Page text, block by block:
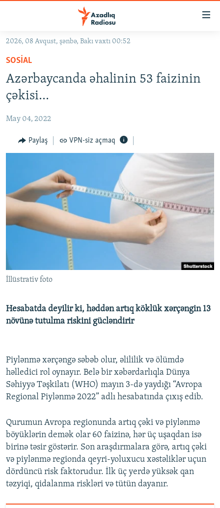
Əsas
qayıt
Əsas
naviqasiyaya
qayıt
GÜNDƏM
#İZAHLA
KORRUPSIOMETR
#ƏSLINDƏ
FƏRQƏ BAX
QANUNI DOĞRU
MULTIMEDIA
VIDEO
FOTOQALEREYA
İNFOQRAFIKA
RADIO ARXIV
OXU ZALI
AZƏRBAYCAN ƏDƏBIYYATI KITABXANASI
İSLAM VƏ DEMOKRATIYA
İZ - MƏDƏNIYYƏT PROQRAMI
HAQQIMIZDA
MISSIYAMIZ
PEŞƏ ETIKASI VƏ JURNALISTIKA STANDARTLARIMIZ
MATERIALLARIMIZDAN ISTIFADƏ
AZADLIQRADIOSU MOBIL TELEFONUNUZDA
XƏBƏR BÜLLETENLƏRIMIZ
RFE/RL-in bütün saytları
2026, 08 Avqust, şənbə, Bakı vaxtı 00:52
SOSIAL
Azərbaycanda əhalinin 53 faizinin
çəkisi...
May 04, 2022
Paylaş VPN-siz açmaq
İllüstrativ foto
Hesabatda deyilir ki, həddən artıq köklük xərçəngin 13
növünə tutulma riskini gücləndirir
Piylənmə xərçəngə səbəb olur, əlililik və ölümdə
həlledici rol oynayır. Belə bir xəbərdarlıqla Dünya
Səhiyyə Təşkilatı (WHO) mayın 3-də yaydığı “Avropa
Regional Piylənmə 2022” adlı hesabatında çıxış edib.
Qurumun Avropa regionunda artıq çəki və piylənmə
böyüklərin demək olar 60 faizinə, hər üç uşaqdan isə
birinə təsir göstərir. Son araşdırmalara görə, artıq çəki
və piylənmə regionda qeyri-yoluxucu xəstəliklər uçun
dördüncü risk faktorudur. İlk üç yerdə yüksək qan
təzyiqi, qidalanma riskləri və tütün dayanır.